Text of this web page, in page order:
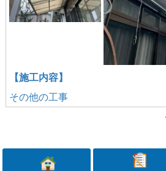
【施工内容】
その他の工事